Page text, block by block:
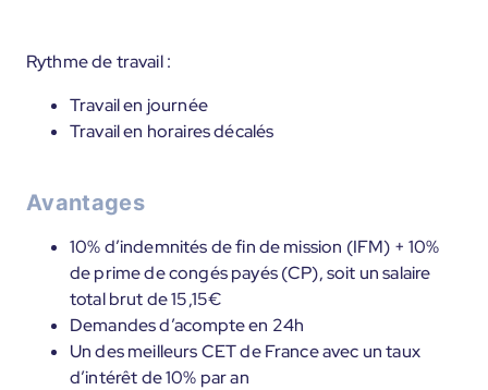
Rythme de travail :
Travail en journée
Travail en horaires décalés
Avantages
10% d’indemnités de fin de mission (IFM) + 10%
de prime de congés payés (CP), soit un salaire
total brut de 15,15€
Demandes d’acompte en 24h
Un des meilleurs CET de France avec un taux
d’intérêt de 10% par an